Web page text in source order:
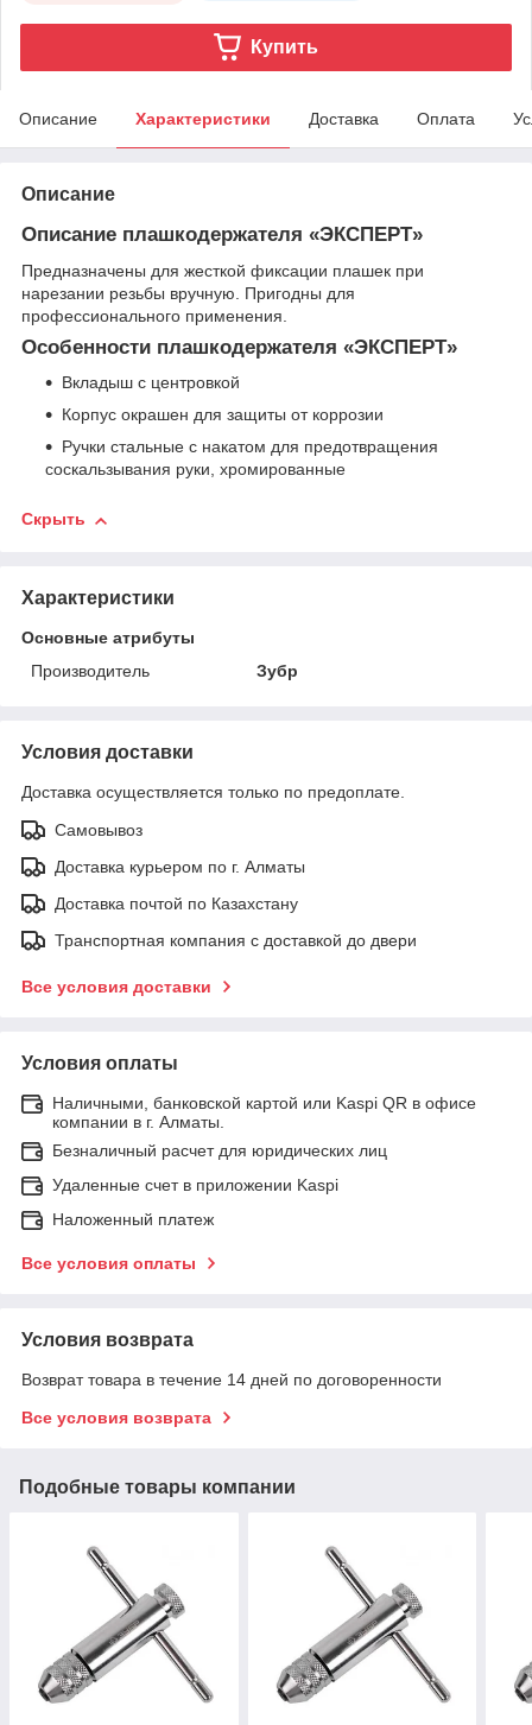
Купить
Описание Характеристики Доставка Оплата
Описание
Описание плашкодержателя «ЭКСПЕРТ»
Предназначены для жесткой фиксации плашек при
нарезании резьбы вручную. Пригодны для
профессионального применения.
Особенности плашкодержателя «ЭКСПЕРТ»
Вкладыш с центровкой
Корпус окрашен для защиты от коррозии
Ручки стальные с накатом для предотвращения
соскальзывания руки, хромированные
Скрыть
Характеристики
Основные атрибуты
Производитель
Зубр
Условия доставки
Доставка осуществляется только по предоплате.
Самовывоз
Доставка курьером по г. Алматы
Доставка почтой по Казахстану
Транспортная компания с доставкой до двери
Все условия доставки
Условия оплаты
Наличными, банковской картой или Kaspi QR в офисе
компании в г. Алматы.
Безналичный расчет для юридических лиц
Удаленные счет в приложении Kaspi
Наложенный платеж
Все условия оплаты
Условия возврата
Возврат товара в течение 14 дней по договоренности
Все условия возврата
Подобные товары компании